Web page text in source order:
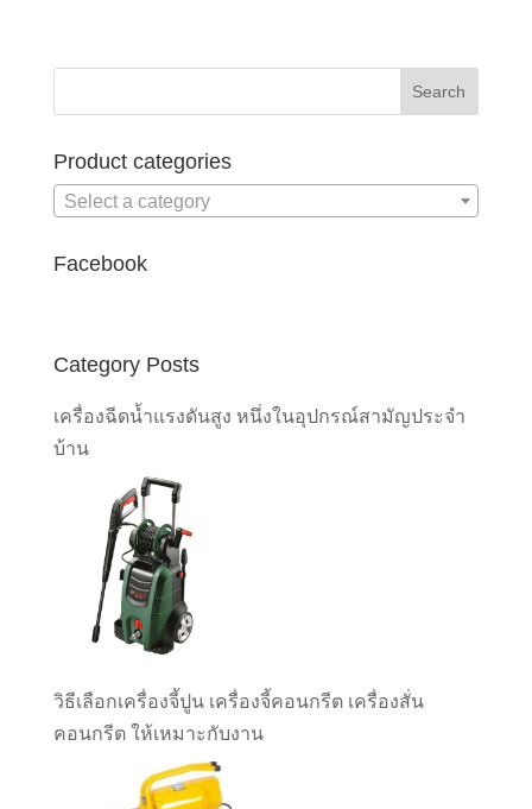
฿17,900.00.฿16,500.00.
Product categories
Select a category
Facebook
Category Posts
เครื่องฉีดน้ำแรงดันสูง หนึ่งในอุปกรณ์สามัญประจำ
บ้าน
วิธีเลือกเครื่องจี้ปูน เครื่องจี้คอนกรีต เครื่องสั่น
คอนกรีต ให้เหมาะกับงาน